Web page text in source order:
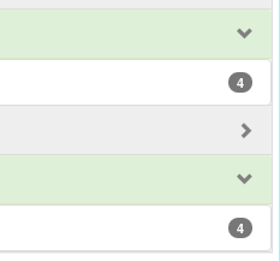
4
4